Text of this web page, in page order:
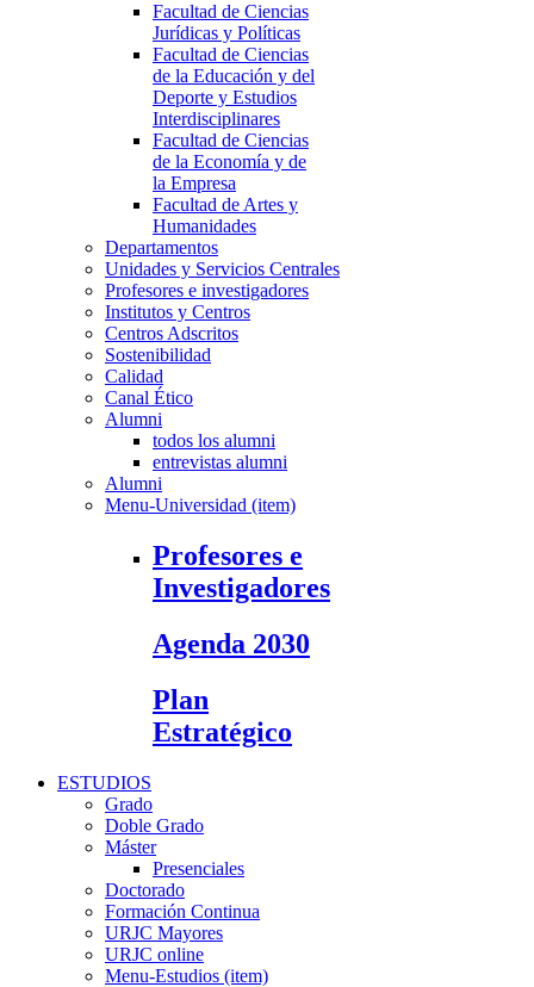
Facultad de Ciencias
Jurídicas y Políticas
Facultad de Ciencias
de la Educación y del
Deporte y Estudios
Interdisciplinares
Facultad de Ciencias
de la Economía y de
la Empresa
Facultad de Artes y
Humanidades
Departamentos
Unidades y Servicios Centrales
Profesores e investigadores
Institutos y Centros
Centros Adscritos
Sostenibilidad
Calidad
Canal Ético
Alumni
todos los alumni
entrevistas alumni
Alumni
Menu-Universidad (item)
Profesores e
Investigadores
Agenda 2030
Plan
Estratégico
ESTUDIOS
Grado
Doble Grado
Máster
Presenciales
Doctorado
Formación Continua
URJC Mayores
URJC online
Menu-Estudios (item)